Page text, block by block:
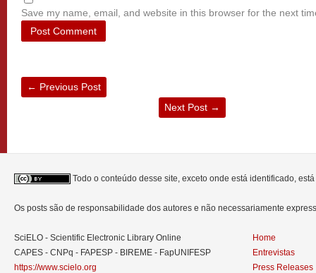
Save my name, email, and website in this browser for the next
← Previous Post
Next Post →
Todo o conteúdo desse site, exceto onde está identificado,
Os posts são de responsabilidade dos autores e não necessariamente
SciELO - Scientific Electronic Library Online
CAPES - CNPq - FAPESP - BIREME - FapUNIFESP
https://www.scielo.org
Home
Entrevistas
Press Releases